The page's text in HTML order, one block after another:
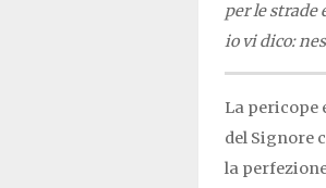
per le strade
io vi dico:
La pericope
del Signore
la